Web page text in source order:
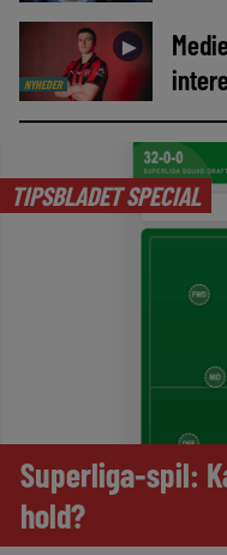
NYHEDER
►
TIPSBLADET SPECIAL
Superliga-spil:
hold?